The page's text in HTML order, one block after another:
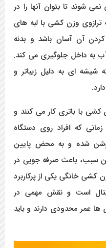
شوند تا بتوان آنها را در
ترازوی وزن کشی با لبه های
آن آسان باشد و بدنه
آب به داخل جلوگیری می کند.
شیشه ای به دلیل زیباتر و
کشی با باتری کار می کنند و
که افراد روی دستگاه
شده و به محض پایین
سبب، باعث صرفه جویی در
کشی خانگی یکی از پرکاربرد
است و نقش مهمی در
ها عمر محدودی دارند و باید